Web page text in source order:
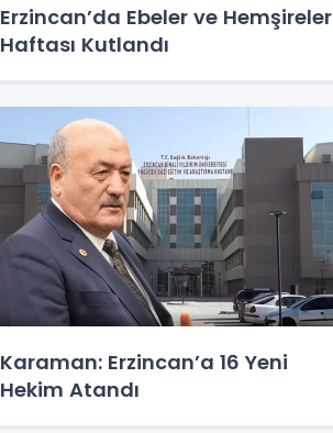
Erzincan’da Ebeler ve Hemşireler
Haftası Kutlandı
Karaman: Erzincan’a 16 Yeni
Hekim Atandı